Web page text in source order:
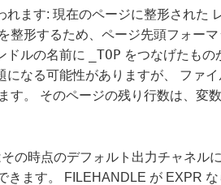
ます: 現在のページに整形された
整形するため、ページ先頭フォー
ドルの名前に
_TOP をつなげたもの
なる可能性がありますが、 ファ
す。 そのページの残り行数は、変数
の時点のデフォルト出力チャネ
きます。 FILEHANDLE が EXPR